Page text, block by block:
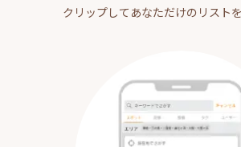
クリップしてあなただけのリストを